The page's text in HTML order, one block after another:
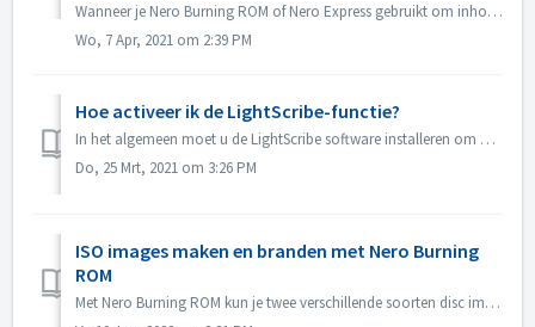
Wanneer je Nero Burning ROM of Nero Express gebruikt om inhoud op een schijf te branden, kan je de foutmelding 'Burn process failed ...' tegenkomen....
Wo, 7 Apr, 2021 om 2:39 PM
Hoe activeer ik de LightScribe-functie?
In het algemeen moet u de LightScribe software installeren om de LightScribe functies te activeren. https://lightscribesoftware.org/ Neem contact met ons o...
Do, 25 Mrt, 2021 om 3:26 PM
ISO images maken en branden met Nero Burning
ROM
Met Nero Burning ROM kun je twee verschillende soorten disc images maken. De 'Nero Image Files' (*.nrg) bestaan uit een eigen Nero Disc Image forma...